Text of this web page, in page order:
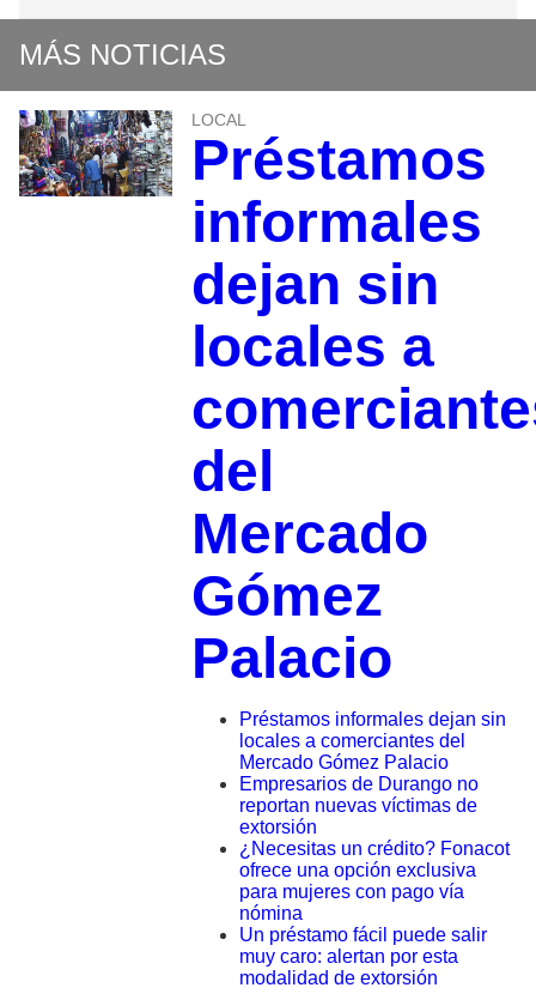
MÁS NOTICIAS
LOCAL
Préstamos
informales
dejan sin
locales a
del
Mercado
Gómez
Palacio
Préstamos informales dejan sin
locales a comerciantes del
Mercado Gómez Palacio
Empresarios de Durango no
reportan nuevas víctimas de
extorsión
¿Necesitas un crédito? Fonacot
ofrece una opción exclusiva
para mujeres con pago vía
nómina
Un préstamo fácil puede salir
muy caro: alertan por esta
modalidad de extorsión